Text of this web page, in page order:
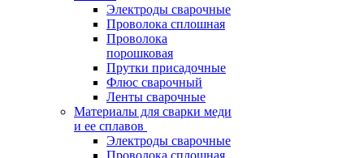
Электроды сварочные
Проволока сплошная
Проволока
порошковая
Прутки присадочные
Флюс сварочный
Ленты сварочные
Материалы для сварки меди
и ее сплавов
Электроды сварочные
Проволока сплошная